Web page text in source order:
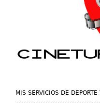
MIS SERVICIOS DE